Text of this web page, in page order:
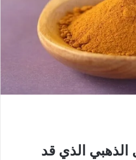
الذهبي الذي قد